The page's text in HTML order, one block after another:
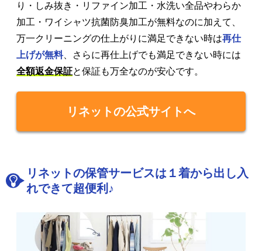
り・しみ抜き・リファイン加工・水洗い全品やわらか
加工・ワイシャツ抗菌防臭加工が無料なのに加えて、
万一クリーニングの仕上がりに満足できない時は再仕
上げが無料、さらに再仕上げでも満足できない時には
全額返金保証と保証も万全なのが安心です。
リネットの公式サイトへ
リネットの保管サービスは１着から出し入
れできて超便利♪